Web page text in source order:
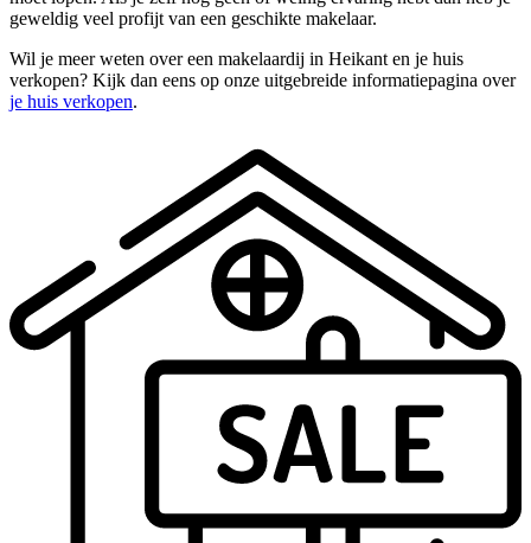
geweldig veel profijt van een geschikte makelaar.
Wil je meer weten over een makelaardij in Heikant en je huis
verkopen? Kijk dan eens op onze uitgebreide informatiepagina over
je huis verkopen.